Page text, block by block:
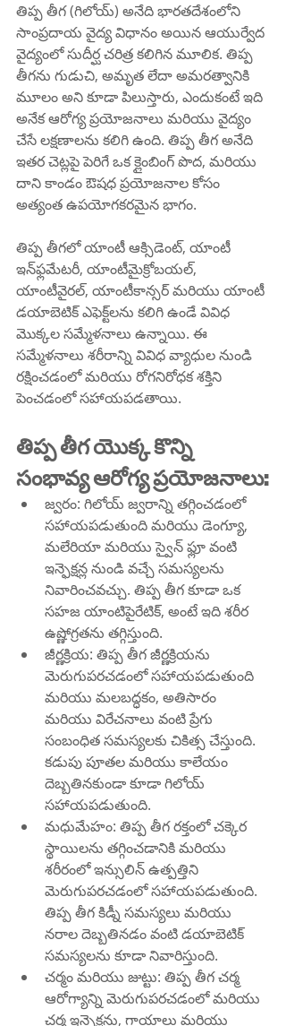
తిప్ప తీగ (గిలోయ్) అనేది భారతదేశంలోని
సాంప్రదాయ వైద్య విధానం అయిన ఆయుర్వేద
వైద్యంలో సుదీర్ఘ చరిత్ర కలిగిన మూలిక. తిప్ప
తీగను గుడుచి, అమృత లేదా అమరత్వానికి
మూలం అని కూడా పిలుస్తారు, ఎందుకంటే ఇది
అనేక ఆరోగ్య ప్రయోజనాలు మరియు వైద్యం
చేసే లక్షణాలను కలిగి ఉంది. తిప్ప తీగ అనేది
ఇతర చెట్లపై పెరిగే ఒక క్లైంబింగ్ పొద, మరియు
దాని కాండం ఔషధ ప్రయోజనాల కోసం
అత్యంత ఉపయోగకరమైన భాగం.
తిప్ప తీగ‌లో యాంటీ ఆక్సిడెంట్, యాంటీ
ఇన్‌ఫ్లమేటరీ, యాంటీమైక్రోబయల్,
యాంటీవైరల్, యాంటీకాన్సర్ మరియు యాంటీ
డయాబెటిక్ ఎఫెక్ట్‌లను కలిగి ఉండే వివిధ
మొక్కల సమ్మేళనాలు ఉన్నాయి. ఈ
సమ్మేళనాలు శరీరాన్ని వివిధ వ్యాధుల నుండి
రక్షించడంలో మరియు రోగనిరోధక శక్తిని
పెంచడంలో సహాయపడతాయి.
తిప్ప తీగ యొక్క కొన్ని
సంభావ్య ఆరోగ్య ప్రయోజనాలు:
జ్వరం: గిలోయ్ జ్వరాన్ని తగ్గించడంలో
సహాయపడుతుంది మరియు డెంగ్యూ,
మలేరియా మరియు స్వైన్ ఫ్లూ వంటి
ఇన్ఫెక్షన్ల నుండి వచ్చే సమస్యలను
నివారించవచ్చు. తిప్ప తీగ కూడా ఒక
సహజ యాంటిపైరేటిక్, అంటే ఇది శరీర
ఉష్ణోగ్రతను తగ్గిస్తుంది.
జీర్ణక్రియ: తిప్ప తీగ జీర్ణక్రియను
మెరుగుపరచడంలో సహాయపడుతుంది
మరియు మలబద్ధకం, అతిసారం
మరియు విరేచనాలు వంటి ప్రేగు
సంబంధిత సమస్యలకు చికిత్స చేస్తుంది.
కడుపు పూతల మరియు కాలేయం
దెబ్బతినకుండా కూడా గిలోయ్
సహాయపడుతుంది.
మధుమేహం: తిప్ప తీగ రక్తంలో చక్కెర
స్థాయిలను తగ్గించడానికి మరియు
శరీరంలో ఇన్సులిన్ ఉత్పత్తిని
మెరుగుపరచడంలో సహాయపడుతుంది.
తిప్ప తీగ కిడ్నీ సమస్యలు మరియు
నరాల దెబ్బతినడం వంటి డయాబెటిక్
సమస్యలను కూడా నివారిస్తుంది.
చర్మం మరియు జుట్టు: తిప్ప తీగ చర్మ
ఆరోగ్యాన్ని మెరుగుపరచడంలో మరియు
చర్మ ఇన్ఫెక్షన్లు, గాయాలు మరియు